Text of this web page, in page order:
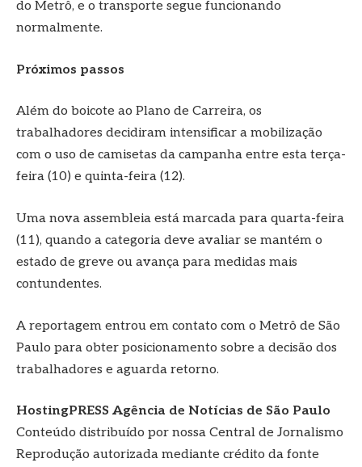
do Metrô, e o transporte segue funcionando
normalmente.
Próximos passos
Além do boicote ao Plano de Carreira, os
trabalhadores decidiram intensificar a mobilização
com o uso de camisetas da campanha entre esta terça-
feira (10) e quinta-feira (12).
Uma nova assembleia está marcada para quarta-feira
(11), quando a categoria deve avaliar se mantém o
estado de greve ou avança para medidas mais
contundentes.
A reportagem entrou em contato com o Metrô de São
Paulo para obter posicionamento sobre a decisão dos
trabalhadores e aguarda retorno.
HostingPRESS Agência de Notícias de São Paulo
Conteúdo distribuído por nossa Central de Jornalismo
Reprodução autorizada mediante crédito da fonte